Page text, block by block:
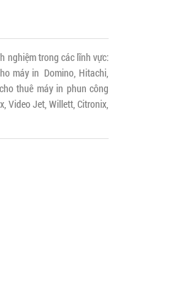
nghiệm trong các lĩnh vực:
máy in Domino, Hitachi,
thuê máy in phun công
Video Jet, Willett, Citronix,